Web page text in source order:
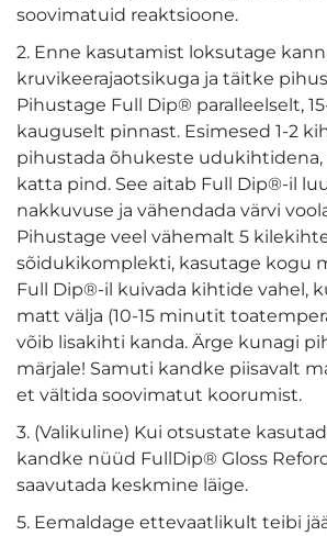
soovimatuid reaktsioone.
2. Enne kasutamist loksutage
kruvikeerajaotsikuga ja täitke
Pihustage Full Dip® paralleelselt,
kauguselt pinnast. Esimesed 1-2
pihustada õhukeste
katta pind. See aitab Full Dip®-il
nakkuvuse ja vähendada värvi
Pihustage veel vähemalt 5
sõidukikomplekti, kasutage kogu
Full Dip®-il kuivada kihtide vahel,
matt välja (10-15 minutit
võib lisakihti kanda. Ärge kunagi
märjale! Samuti kandke piisavalt
et vältida soovimatut koorumist.
3. (Valikuline) Kui otsustate
kandke nüüd FullDip® Gloss
saavutada keskmine läige.
5. Eemaldage ettevaatlikult teibi